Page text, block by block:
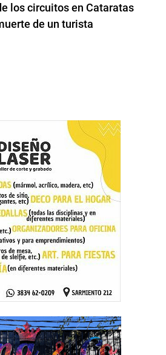
los circuitos en Cataratas
de un turista